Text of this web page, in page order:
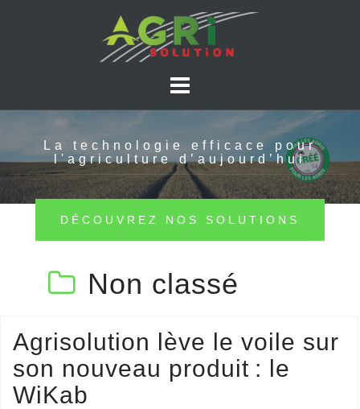
La technologie efficace pour
l'agriculture d’aujourd’hui
DÉCOUVREZ NOS SOLUTIONS
Non classé
Agrisolution lève le voile sur
son nouveau produit : le
WiKab